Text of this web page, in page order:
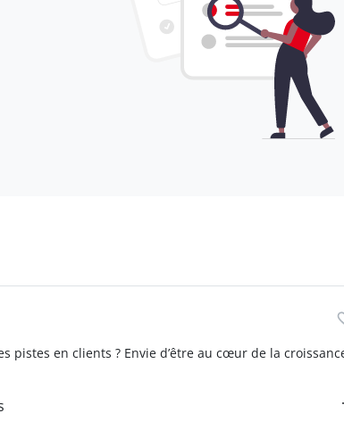
pistes en clients ? Envie d’être au cœur de la